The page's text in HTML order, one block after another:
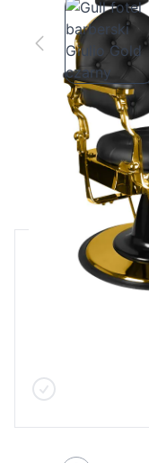
Gull fotel
B2B